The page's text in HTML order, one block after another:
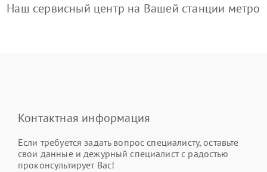
Наш сервисный центр на Вашей станции метро
Контактная информация
Если требуется задать вопрос специалисту, оставьте
свои данные и дежурный специалист с радостью
проконсультирует Вас!